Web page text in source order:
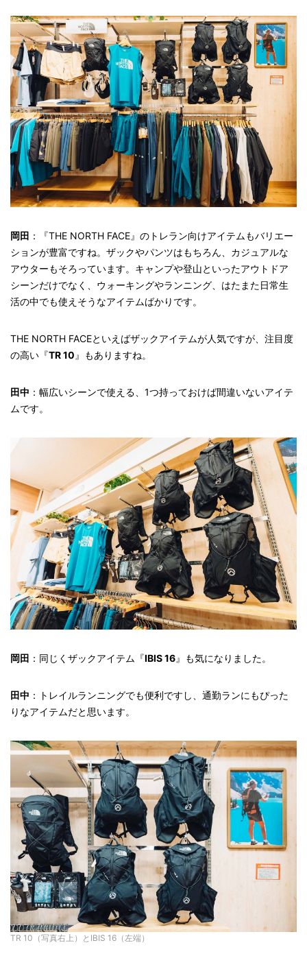
岡田 ：『THE NORTH FACE』のトレラン向けアイテムもバリエー
ションが豊富ですね。ザックやパンツはもちろん、カジュアルな
アウターもそろっています。キャンプや登山といったアウトドア
シーンだけでなく、ウォーキングやランニング、はたまた日常生
活の中でも使えそうなアイテムばかりです。
THE NORTH FACEといえばザックアイテムが人気ですが、注目度
の高い『TR 10 』もありますね。
田中 ：幅広いシーンで使える、1つ持っておけば間違いないアイテ
ムです。
岡田 ：同じくザックアイテム『IBIS 16』も気になりました。
田中 ：トレイルランニングでも便利ですし、通勤ランにもぴった
りなアイテムだと思います。
TR 10（写真右上）とIBIS 16（左端）